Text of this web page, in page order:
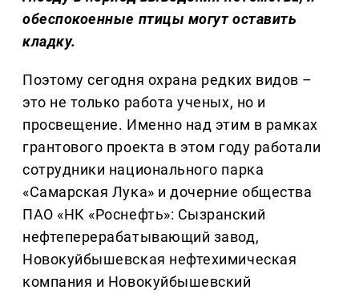
обеспокоенные птицы могут оставить
кладку.
Поэтому сегодня охрана редких видов –
это не только работа ученых, но и
просвещение. Именно над этим в рамках
грантового проекта в этом году работали
сотрудники национального парка
«Самарская Лука» и дочерние общества
ПАО «НК «Роснефть»: Сызранский
нефтеперерабатывающий завод,
Новокуйбышевская нефтехимическая
компания и Новокуйбышевский